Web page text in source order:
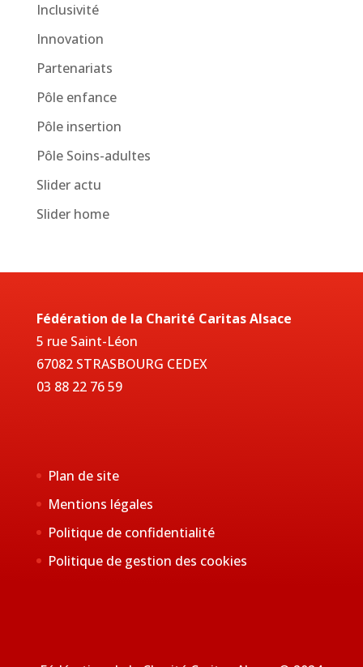
Inclusivité
Innovation
Partenariats
Pôle enfance
Pôle insertion
Pôle Soins-adultes
Slider actu
Slider home
Fédération de la Charité Caritas Alsace
5 rue Saint-Léon
67082 STRASBOURG CEDEX
03 88 22 76 59
Plan de site
Mentions légales
Politique de confidentialité
Politique de gestion des cookies